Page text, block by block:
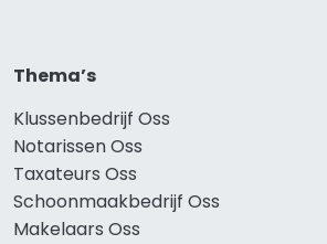
Thema’s
Klussenbedrijf Oss
Notarissen Oss
Taxateurs Oss
Schoonmaakbedrijf Oss
Makelaars Oss